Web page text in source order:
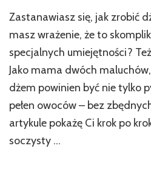
Zastanawiasz się, jak zrobić
masz wrażenie, że to
specjalnych umiejętności?
Jako mama dwóch
dżem powinien być nie tylko
pełen owoców – bez
artykule pokażę Ci krok po
soczysty …